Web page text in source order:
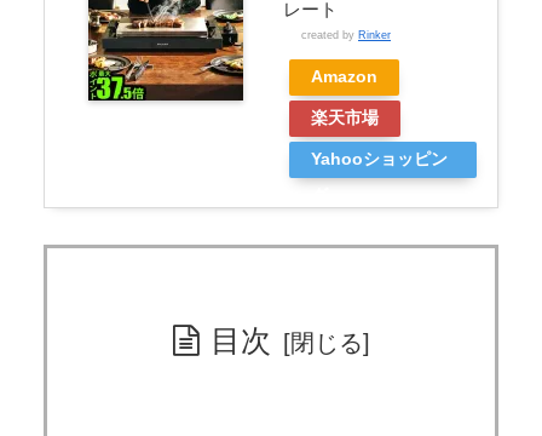
レート
created by Rinker
Amazon
楽天市場
Yahooショッピン
目次